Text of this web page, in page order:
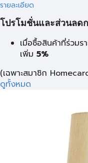
รายละเอียด
โปรโมชั่นและส่วนลด
เมื่อซื้อสินค้าที่ร่วม
เพิ่ม 5%
(เฉพาะสมาชิก
ดูทั้งหมด